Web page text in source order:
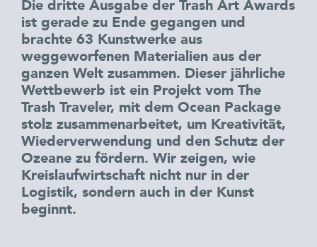
Die dritte Ausgabe der Trash Art Awards
ist gerade zu Ende gegangen und
brachte 63 Kunstwerke aus
weggeworfenen Materialien aus der
ganzen Welt zusammen. Dieser jährliche
Wettbewerb ist ein Projekt vom The
Trash Traveler, mit dem Ocean Package
stolz zusammenarbeitet, um Kreativität,
Wiederverwendung und den Schutz der
Ozeane zu fördern. Wir zeigen, wie
Kreislaufwirtschaft nicht nur in der
Logistik, sondern auch in der Kunst
beginnt.